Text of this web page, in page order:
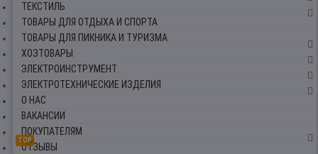
ТЕКСТИЛЬ
ТОВАРЫ ДЛЯ ОТДЫХА И СПОРТА
ТОВАРЫ ДЛЯ ПИКНИКА И ТУРИЗМА
ХОЗТОВАРЫ
ЭЛЕКТРОИНСТРУМЕНТ
ЭЛЕКТРОТЕХНИЧЕСКИЕ ИЗДЕЛИЯ
О НАС
ВАКАНСИИ
ПОКУПАТЕЛЯМ
TOP
ОТЗЫВЫ